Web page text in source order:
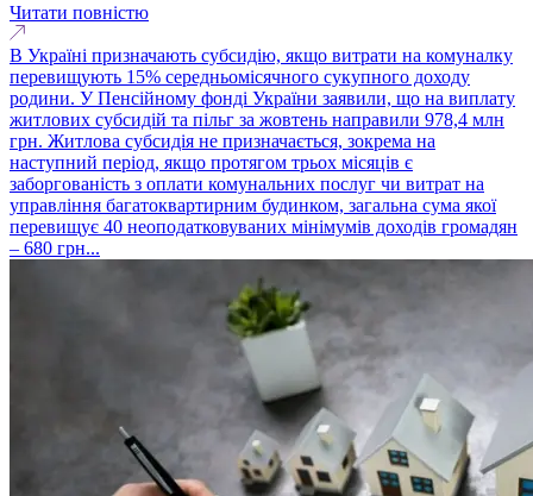
Читати повністю
В Україні призначають субсидію, якщо витрати на комуналку
перевищують 15% середньомісячного сукупного доходу
родини. У Пенсійному фонді України заявили, що на виплату
житлових субсидій та пільг за жовтень направили 978,4 млн
грн. Житлова субсидія не призначається, зокрема на
наступний період, якщо протягом трьох місяців є
заборгованість з оплати комунальних послуг чи витрат на
управління багатоквартирним будинком, загальна сума якої
перевищує 40 неоподатковуваних мінімумів доходів громадян
– 680 грн...